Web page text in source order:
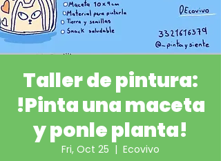
Taller de pintura:
!Pinta una maceta
y ponle planta!
Fri, Oct 25
  |
Ecovivo